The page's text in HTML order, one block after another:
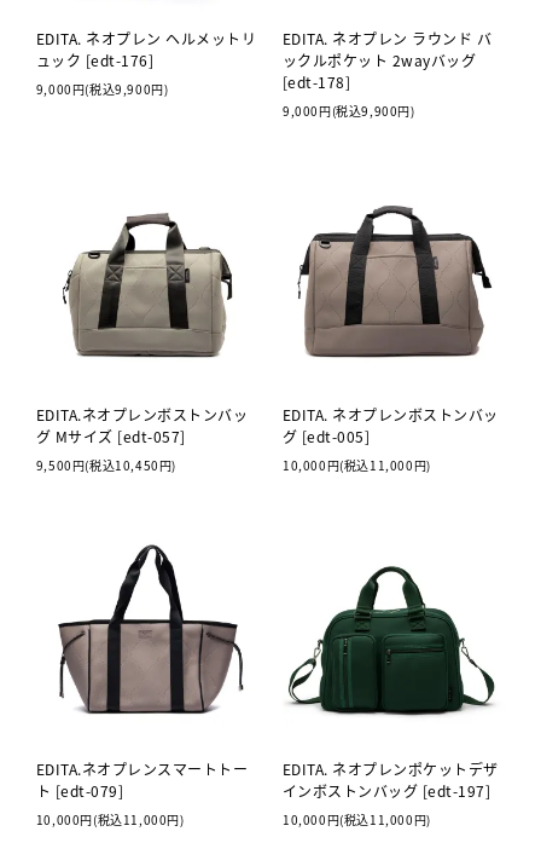
EDITA. ネオプレン ヘルメットリ
ュック [edt-176]
9,000円(税込9,900円)
EDITA. ネオプレン ラウンド バ
ックルポケット 2wayバッグ
[edt-178]
9,000円(税込9,900円)
EDITA.ネオプレンボストンバッ
グ Mサイズ [edt-057]
9,500円(税込10,450円)
EDITA. ネオプレンボストンバッ
グ [edt-005]
10,000円(税込11,000円)
EDITA.ネオプレンスマートトー
ト [edt-079]
10,000円(税込11,000円)
EDITA. ネオプレンポケットデザ
インボストンバッグ [edt-197]
10,000円(税込11,000円)